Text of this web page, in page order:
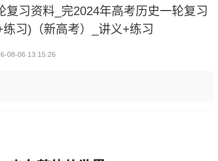
复习资料_完2024年高考历史一轮复习
习)（新高考）_讲义+练习
08-06 13:15:26